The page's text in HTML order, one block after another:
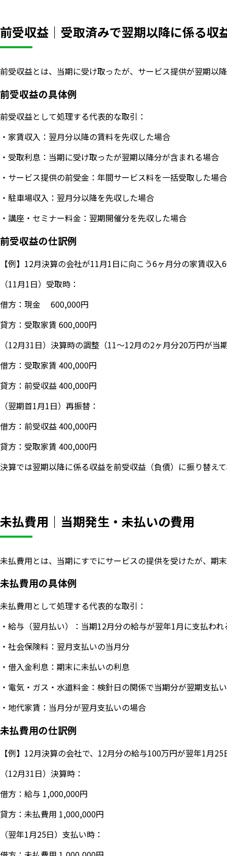
前受収益｜受取済みで翌期以降に係る収
前受収益とは、当期に受け取ったが、サービス提供が翌期以
前受収益の具体例
前受収益として処理する代表的な取引：
・家賃収入：翌月分以降の賃料を先収した場合
・受取利息：当期に受け取ったが翌期以降分が含まれる場合
・サービス提供の前受金：年間サービス料を一括受取した場
・駐車場収入：翌月分以降を先収した場合
・講座・セミナー料金：翌期開催分を先収した場合
前受収益の仕訳例
【例】12月決算の会社が11月1日に向こう6ヶ月分の家賃収
（11月1日）受取時：
借方：現金 600,000円
貸方：受取家賃 600,000円
（12月31日）決算時の調整（11〜12月の2ヶ月分20万円が
借方：受取家賃 400,000円
貸方：前受収益 400,000円
（翌期首1月1日）再振替：
借方：前受収益 400,000円
貸方：受取家賃 400,000円
決算では翌期以降に係る収益を前受収益（負債）に振り替え
未払費用｜当期発生・未払いの費用
未払費用とは、当期にすでにサービスの提供を受けたが、期
未払費用の具体例
未払費用として処理する代表的な取引：
・給与（翌月払い）：当期12月分の給与が翌年1月に支払われ
・社会保険料：翌月支払いの当月分
・借入金利息：期末に未払いの利息
・電気・ガス・水道料金：検針日の関係で当期分が翌期支払
・地代家賃：当月分が翌月支払いの場合
未払費用の仕訳例
【例】12月決算の会社で、12月分の給与100万円が翌年1月
（12月31日）決算時：
借方：給与 1,000,000円
貸方：未払費用 1,000,000円
（翌年1月25日）支払い時：